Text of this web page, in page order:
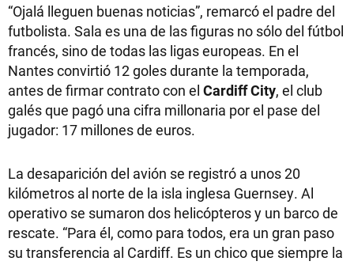
“Ojalá lleguen buenas noticias”, remarcó el padre del
futbolista. Sala es una de las figuras no sólo del fútbol
francés, sino de todas las ligas europeas. En el
Nantes convirtió 12 goles durante la temporada,
antes de firmar contrato con el Cardiff City, el club
galés que pagó una cifra millonaria por el pase del
jugador: 17 millones de euros.
La desaparición del avión se registró a unos 20
kilómetros al norte de la isla inglesa Guernsey. Al
operativo se sumaron dos helicópteros y un barco de
rescate. “Para él, como para todos, era un gran paso
su transferencia al Cardiff. Es un chico que siempre la